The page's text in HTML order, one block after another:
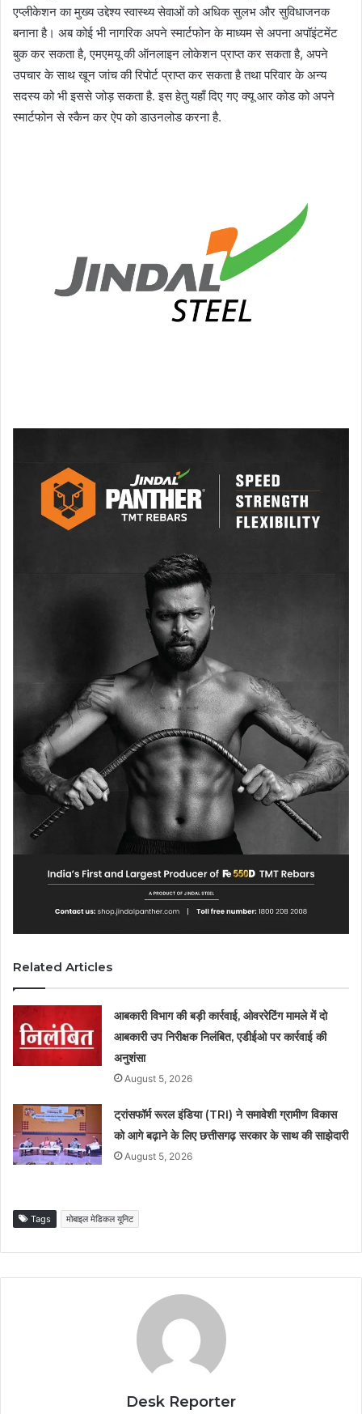
एप्लीकेशन का मुख्य उद्देश्य स्वास्थ्य सेवाओं को अधिक सुलभ और सुविधाजनक
बनाना है। अब कोई भी नागरिक अपने स्मार्टफोन के माध्यम से अपना अपॉइंटमेंट
बुक कर सकता है, एमएमयू की ऑनलाइन लोकेशन प्राप्त कर सकता है, अपने
उपचार के साथ खून जांच की रिपोर्ट प्राप्त कर सकता है तथा परिवार के अन्य
सदस्य को भी इससे जोड़ सकता है. इस हेतु यहाँ दिए गए क्यू आर कोड को अपने
स्मार्टफोन से स्कैन कर ऐप को डाउनलोड करना है.
Related Articles
आबकारी विभाग की बड़ी कार्रवाई, ओवररेटिंग मामले में दो
आबकारी उप निरीक्षक निलंबित, एडीईओ पर कार्रवाई की
अनुशंसा
August 5, 2026
ट्रांसफॉर्म रूरल इंडिया (TRI) ने समावेशी ग्रामीण विकास
को आगे बढ़ाने के लिए छत्तीसगढ़ सरकार के साथ की साझेदारी
August 5, 2026
Tags मोबाइल मेडिकल यूनिट
Desk Reporter